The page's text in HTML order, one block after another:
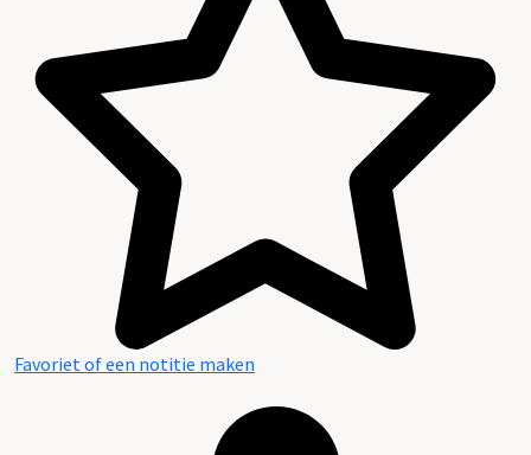
Favoriet of een notitie maken